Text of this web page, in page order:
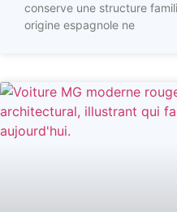
conserve une structure
origine espagnole ne